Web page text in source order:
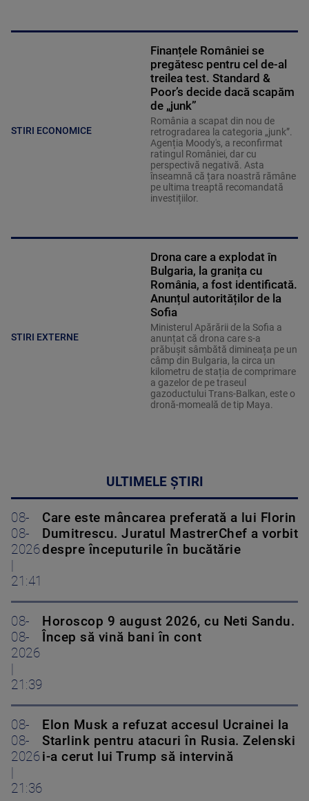
STIRI ECONOMICE
Finanțele României se
pregătesc pentru cel de-al
treilea test. Standard &
Poor’s decide dacă scapăm
de „junk”
România a scapat din nou de
retrogradarea la categoria „junk”.
Agenția Moody's, a reconfirmat
ratingul României, dar cu
perspectivă negativă. Asta
înseamnă că țara noastră rămâne
pe ultima treaptă recomandată
investițiilor.
STIRI EXTERNE
Drona care a explodat în
Bulgaria, la granița cu
România, a fost identificată.
Anunțul autorităților de la
Sofia
Ministerul Apărării de la Sofia a
anunțat că drona care s-a
prăbușit sâmbătă dimineața pe un
câmp din Bulgaria, la circa un
kilometru de stația de comprimare
a gazelor de pe traseul
gazoductului Trans-Balkan, este o
dronă-momeală de tip Maya.
ULTIMELE ȘTIRI
08-
08-
2026
21:41
Care este mâncarea preferată a lui Florin
Dumitrescu. Juratul MastrerChef a vorbit
despre începuturile în bucătărie
08-
08-
2026
21:39
Horoscop 9 august 2026, cu Neti Sandu.
Încep să vină bani în cont
08-
08-
2026
21:36
Elon Musk a refuzat accesul Ucrainei la
Starlink pentru atacuri în Rusia. Zelenski
i-a cerut lui Trump să intervină